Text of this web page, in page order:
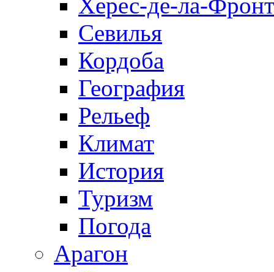
Севилья
Кордоба
География
Рельеф
Климат
История
Туризм
Погода
Арагон